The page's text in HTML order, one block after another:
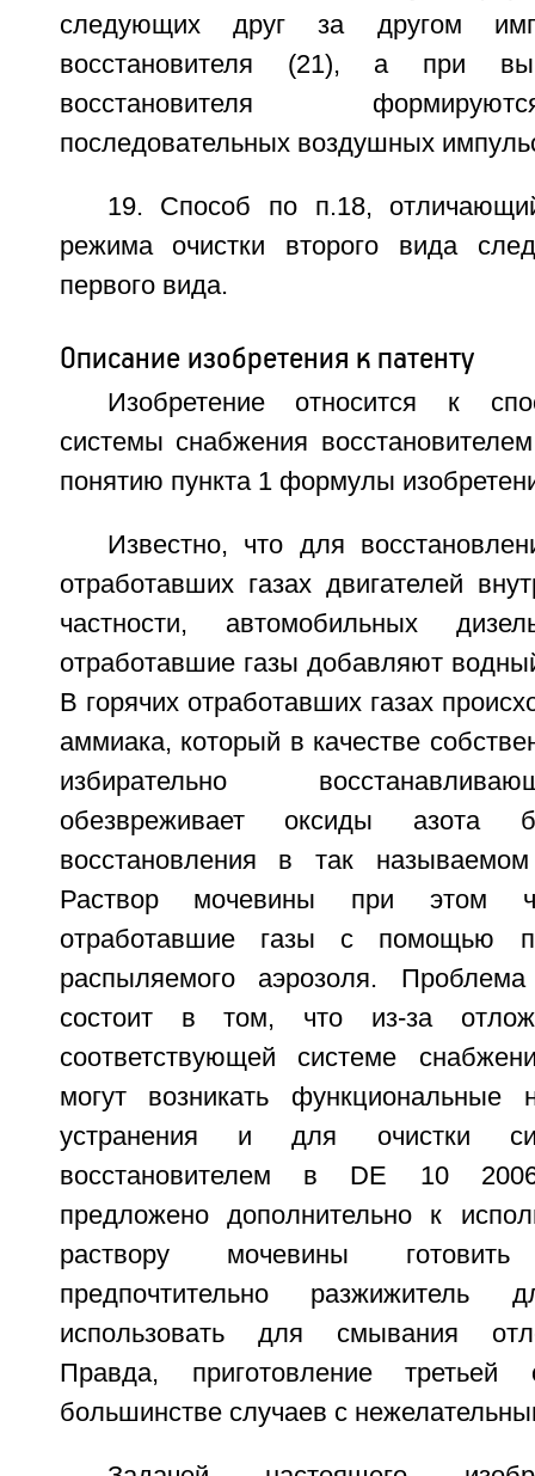
следующих друг за другом
восстановителя (21), а при
восстановителя
последовательных воздушных
19. Способ по п.18,
режима очистки второго вида
первого вида.
Описание изобретения к патенту
Изобретение относится к
системы снабжения
понятию пункта 1 формулы
Известно, что для
отработавших газах двигателей
частности, автомобильных
отработавшие газы добавляют
В горячих отработавших газах
аммиака, который в качестве
избирательно
обезвреживает оксиды азота
восстановления в так называемом
Раствор мочевины при этом
отработавшие газы с помощью
распыляемого аэрозоля.
состоит в том, что из-за
соответствующей системе
могут возникать
устранения и для очистки
восстановителем в DE 10
предложено дополнительно к
раствору мочевины
предпочтительно
использовать для смывания
Правда, приготовление
большинстве случаев с